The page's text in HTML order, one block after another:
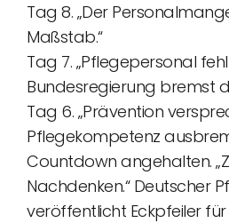
Tag 8. „Der
Maßstab.“
Tag 7. „Pflegepersonal
Bundesregierung bremst
Tag 6. „Prävention
Pflegekompetenz
Countdown angehalten.
Nachdenken.“ Deutscher
veröffentlicht Eckpfeiler für